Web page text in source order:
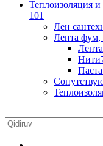
Теплоизоляция
101
Лен
Лента фум,
Нити